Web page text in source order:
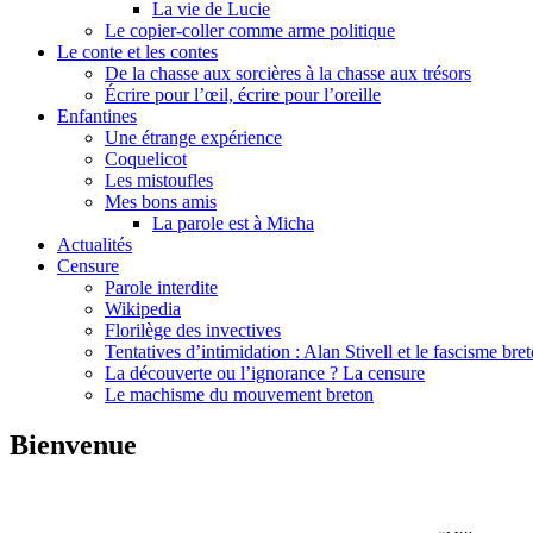
La vie de Lucie
Le copier-coller comme arme politique
Le conte et les contes
De la chasse aux sorcières à la chasse aux trésors
Écrire pour l’œil, écrire pour l’oreille
Enfantines
Une étrange expérience
Coquelicot
Les mistoufles
Mes bons amis
La parole est à Micha
Actualités
Censure
Parole interdite
Wikipedia
Florilège des invectives
Tentatives d’intimidation : Alan Stivell et le fascisme
La découverte ou l’ignorance ? La censure
Le machisme du mouvement breton
Bienvenue